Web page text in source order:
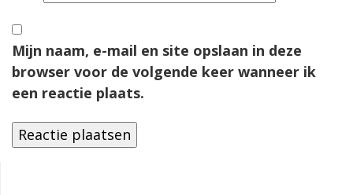
Mijn naam, e-mail en site opslaan in deze
browser voor de volgende keer wanneer ik
een reactie plaats.